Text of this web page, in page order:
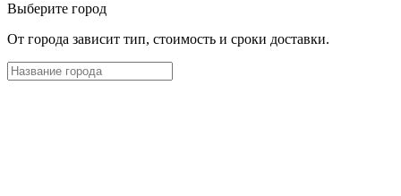
Выберите город
От города зависит тип, стоимость и сроки доставки.